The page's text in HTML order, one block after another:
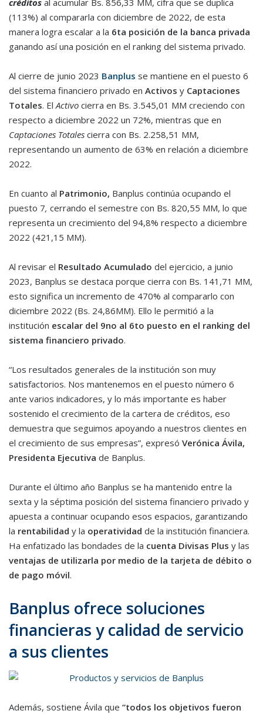
créditos al acumular Bs. 856,33 MM, cifra que se duplica
(113%) al compararla con diciembre de 2022, de esta
manera logra escalar a la 6ta posición de la banca privada
ganando así una posición en el ranking del sistema privado.
Al cierre de junio 2023 Banplus se mantiene en el puesto 6
del sistema financiero privado en Activos y Captaciones
Totales. ElActivo cierra en Bs. 3.545,01 MM creciendo con
respecto a diciembre 2022 un 72%, mientras que en
Captaciones Totales cierra con Bs. 2.258,51 MM,
representando un aumento de 63% en relación a diciembre
2022.
En cuanto al Patrimonio, Banplus continúa ocupando el
puesto 7, cerrando el semestre con Bs. 820,55 MM, lo que
representa un crecimiento del 94,8% respecto a diciembre
2022 (421,15 MM).
Al revisar el Resultado Acumulado del ejercicio, a junio
2023, Banplus se destaca porque cierra con Bs. 141,71 MM,
esto significa un incremento de 470% al compararlo con
diciembre 2022 (Bs. 24,86MM). Ello le permitió a la
institución escalar del 9no al 6to puesto en el ranking del
sistema financiero privado.
“Los resultados generales de la institución son muy
satisfactorios. Nos mantenemos en el puesto número 6
ante varios indicadores, y lo más importante es haber
sostenido el crecimiento de la cartera de créditos, eso
demuestra que seguimos apoyando a nuestros clientes en
el crecimiento de sus empresas”, expresó Verónica Ávila,
Presidenta Ejecutiva de Banplus.
Durante el último año Banplus se ha mantenido entre la
sexta y la séptima posición del sistema financiero privado y
apuesta a continuar ocupando esos espacios, garantizando
la rentabilidad y la operatividad de la institución financiera.
Ha enfatizado las bondades de la cuenta Divisas Plus y las
ventajas de utilizarla por medio de la tarjeta de débito o
de pago móvil.
Banplus ofrece soluciones
financieras y calidad de servicio
a sus clientes
Además, sostiene Ávila que “todos los objetivos fueron